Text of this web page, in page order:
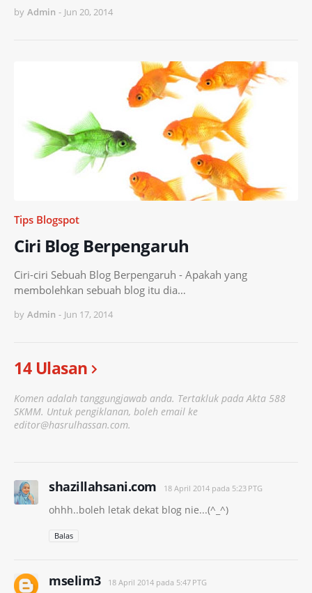
by Admin - Jun 20, 2014
Tips Blogspot
Ciri Blog Berpengaruh
Ciri-ciri Sebuah Blog Berpengaruh - Apakah yang
membolehkan sebuah blog itu dia…
by Admin - Jun 17, 2014
14 Ulasan
Komen adalah tanggungjawab anda. Tertakluk pada Akta 588
SKMM. Untuk pengiklanan, boleh email ke
editor@hasrulhassan.com.
shazillahsani.com 18 April 2014 pada 5:23 PTG
ohhh..boleh letak dekat blog nie...(^_^)
Balas
mselim3 18 April 2014 pada 5:47 PTG